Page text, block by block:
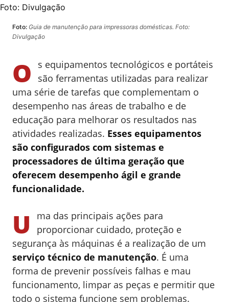
Foto: Divulgação
Foto: Guia de manutenção para impressoras domésticas. Foto:
Divulgação
O
s equipamentos tecnológicos e portáteis
são ferramentas utilizadas para realizar
uma série de tarefas que complementam o
desempenho nas áreas de trabalho e de
educação para melhorar os resultados nas
atividades realizadas. Esses equipamentos
são configurados com sistemas e
processadores de última geração que
oferecem desempenho ágil e grande
funcionalidade.
U
ma das principais ações para
proporcionar cuidado, proteção e
segurança às máquinas é a realização de um
serviço técnico de manutenção. É uma
forma de prevenir possíveis falhas e mau
funcionamento, limpar as peças e permitir que
todo o sistema funcione sem problemas.